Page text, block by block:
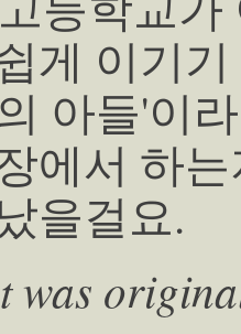
게 이기
아들'이
에서 하
을걸요.
was